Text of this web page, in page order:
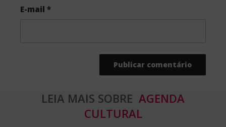
E-mail *
LEIA MAIS SOBRE AGENDA
CULTURAL